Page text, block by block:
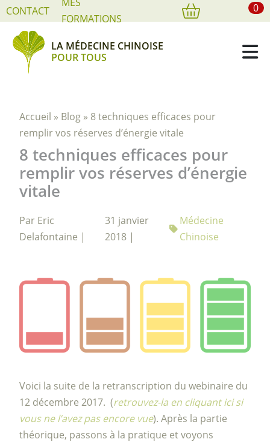
CONTACT
FORMATIONS
0
LA MÉDECINE CHINOISE
POUR TOUS
Accueil » Blog » 8 techniques efficaces pour
remplir vos réserves d’énergie vitale
8 techniques efficaces pour
remplir vos réserves d’énergie
vitale
Par Eric
Delafontaine |
31 janvier
2018 |
Médecine
Chinoise
Voici la suite de la retranscription du webinaire du
12 décembre 2017. (retrouvez-la en cliquant ici si
vous ne l’avez pas encore vue). Après la partie
théorique, passons à la pratique et voyons
Cookies management panel